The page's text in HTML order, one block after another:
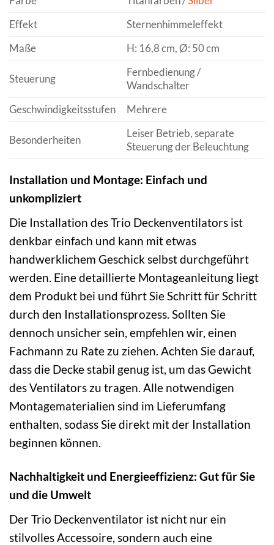
Effekt
Sternenhimmeleffekt
Maße
H: 16,8 cm, Ø: 50 cm
Steuerung
Fernbedienung /
Wandschalter
Geschwindigkeitsstufen
Mehrere
Besonderheiten
Leiser Betrieb, separate
Steuerung der Beleuchtung
Installation und Montage: Einfach und
unkompliziert
Die Installation des Trio Deckenventilators ist
denkbar einfach und kann mit etwas
handwerklichem Geschick selbst durchgeführt
werden. Eine detaillierte Montageanleitung liegt
dem Produkt bei und führt Sie Schritt für Schritt
durch den Installationsprozess. Sollten Sie
dennoch unsicher sein, empfehlen wir, einen
Fachmann zu Rate zu ziehen. Achten Sie darauf,
dass die Decke stabil genug ist, um das Gewicht
des Ventilators zu tragen. Alle notwendigen
Montagematerialien sind im Lieferumfang
enthalten, sodass Sie direkt mit der Installation
beginnen können.
Nachhaltigkeit und Energieeffizienz: Gut für Sie
und die Umwelt
Der Trio Deckenventilator ist nicht nur ein
stilvolles Accessoire, sondern auch eine